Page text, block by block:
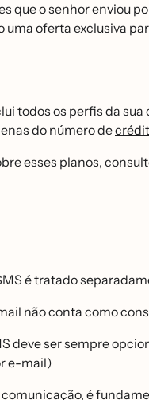
que o senhor enviou
uma oferta exclusiva
todos os perfis da
do número de
esses planos,
é tratado
não conta como
deve ser sempre
e-mail)
é